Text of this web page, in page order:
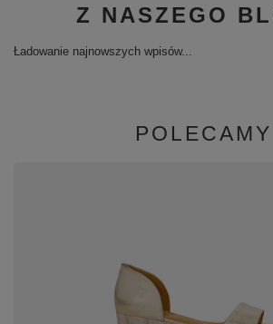
Z NASZEGO
Ładowanie najnowszych wpisów...
POLECAMY